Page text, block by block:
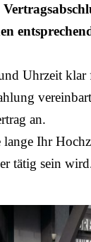
Uhrzeit klar
an.
lange Ihr
tätig sein